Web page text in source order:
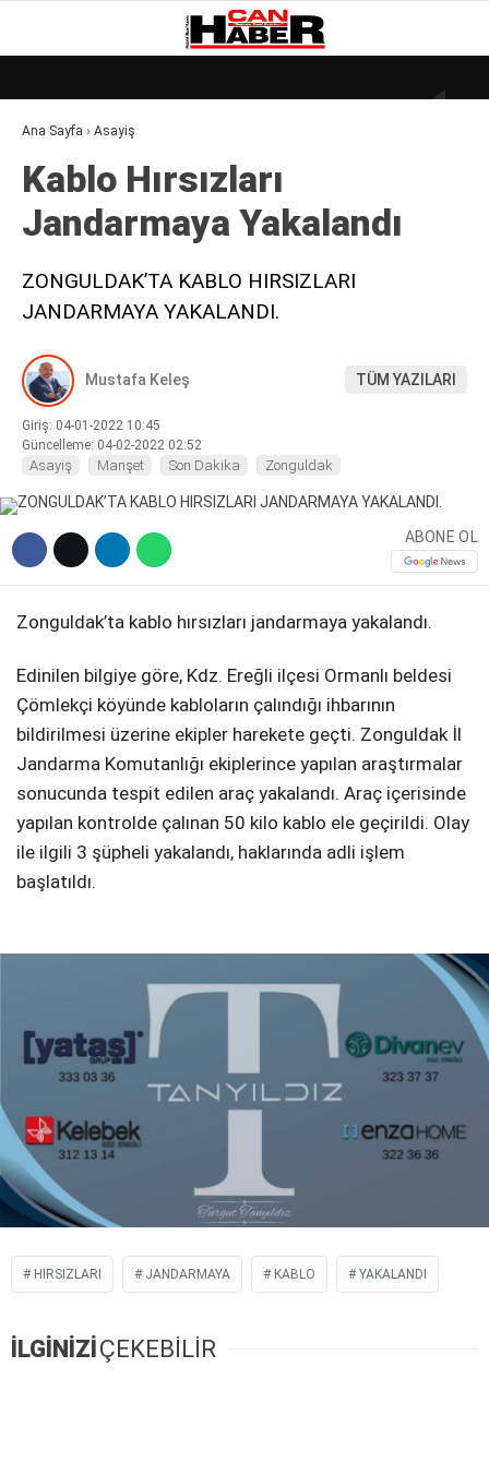
Facebook
26.4°
GALERİ
DÜNYA
EKONOMI
KÜLÜR – SANAT
MAGAZIN
SAĞLIK
POLITIKA
DIĞER
Ana Sayfa › Asayiş
Kablo Hırsızları
Jandarmaya Yakalandı
ZONGULDAK’TA KABLO HIRSIZLARI
JANDARMAYA YAKALANDI.
Mustafa Keleş TÜM YAZILARI
Giriş: 04-01-2022 10:45
Güncelleme: 04-02-2022 02:52
Asayiş Manşet Son Dakika Zonguldak
ABONE OL
Zonguldak’ta kablo hırsızları jandarmaya yakalandı.
Edinilen bilgiye göre, Kdz. Ereğli ilçesi Ormanlı beldesi
Çömlekçi köyünde kabloların çalındığı ihbarının
bildirilmesi üzerine ekipler harekete geçti. Zonguldak İl
Jandarma Komutanlığı ekiplerince yapılan araştırmalar
sonucunda tespit edilen araç yakalandı. Araç içerisinde
yapılan kontrolde çalınan 50 kilo kablo ele geçirildi. Olay
ile ilgili 3 şüpheli yakalandı, haklarında adli işlem
başlatıldı.
HIRSIZLARI JANDARMAYA KABLO YAKALANDI
İLGİNİZİÇEKEBİLİR